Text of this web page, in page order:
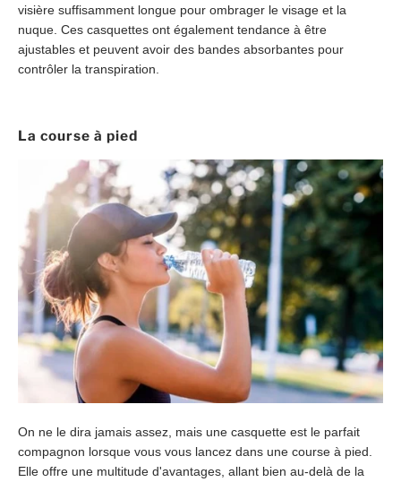
visière suffisamment longue pour ombrager le visage et la
nuque. Ces casquettes ont également tendance à être
ajustables et peuvent avoir des bandes absorbantes pour
contrôler la transpiration.
La course à pied
On ne le dira jamais assez, mais une casquette est le parfait
compagnon lorsque vous vous lancez dans une course à pied.
Elle offre une multitude d'avantages, allant bien au-delà de la